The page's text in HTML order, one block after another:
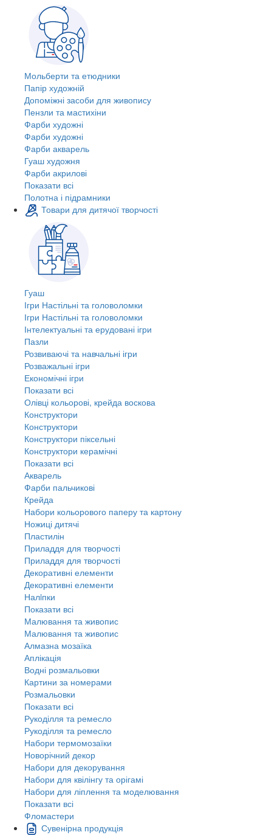
Мольберти та етюдники
Папір художній
Допоміжні засоби для живопису
Пензли та мастихіни
Фарби художні
Фарби художні
Фарби акварель
Гуаш художня
Фарби акрилові
Показати всі
Полотна і підрамники
Товари для дитячої творчості
Гуаш
Ігри Настільні та головоломки
Ігри Настільні та головоломки
Інтелектуальні та ерудовані ігри
Пазли
Розвиваючі та навчальні ігри
Розважальні ігри
Економічні ігри
Показати всі
Олівці кольорові, крейда воскова
Конструктори
Конструктори
Конструктори піксельні
Конструктори керамічні
Показати всі
Акварель
Фарби пальчикові
Крейда
Набори кольорового паперу та картону
Ножиці дитячі
Пластилін
Приладдя для творчості
Приладдя для творчості
Декоративні елементи
Декоративні елементи
Налiпки
Показати всі
Малювання та живопис
Малювання та живопис
Алмазна мозаїка
Аплікація
Водні розмальовки
Картини за номерами
Розмальовки
Показати всі
Рукоділля та ремесло
Рукоділля та ремесло
Набори термомозаїки
Новорічний декор
Набори для декорування
Набори для квілінгу та орігамі
Набори для ліплення та моделювання
Показати всі
Фломастери
Сувенірна продукція